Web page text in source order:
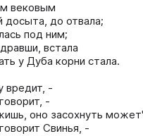
вековым
досыта, до отвала;
под ним;
встала
у Дуба корни стала.
вредит, -
-
оно засохнуть
Свинья, -